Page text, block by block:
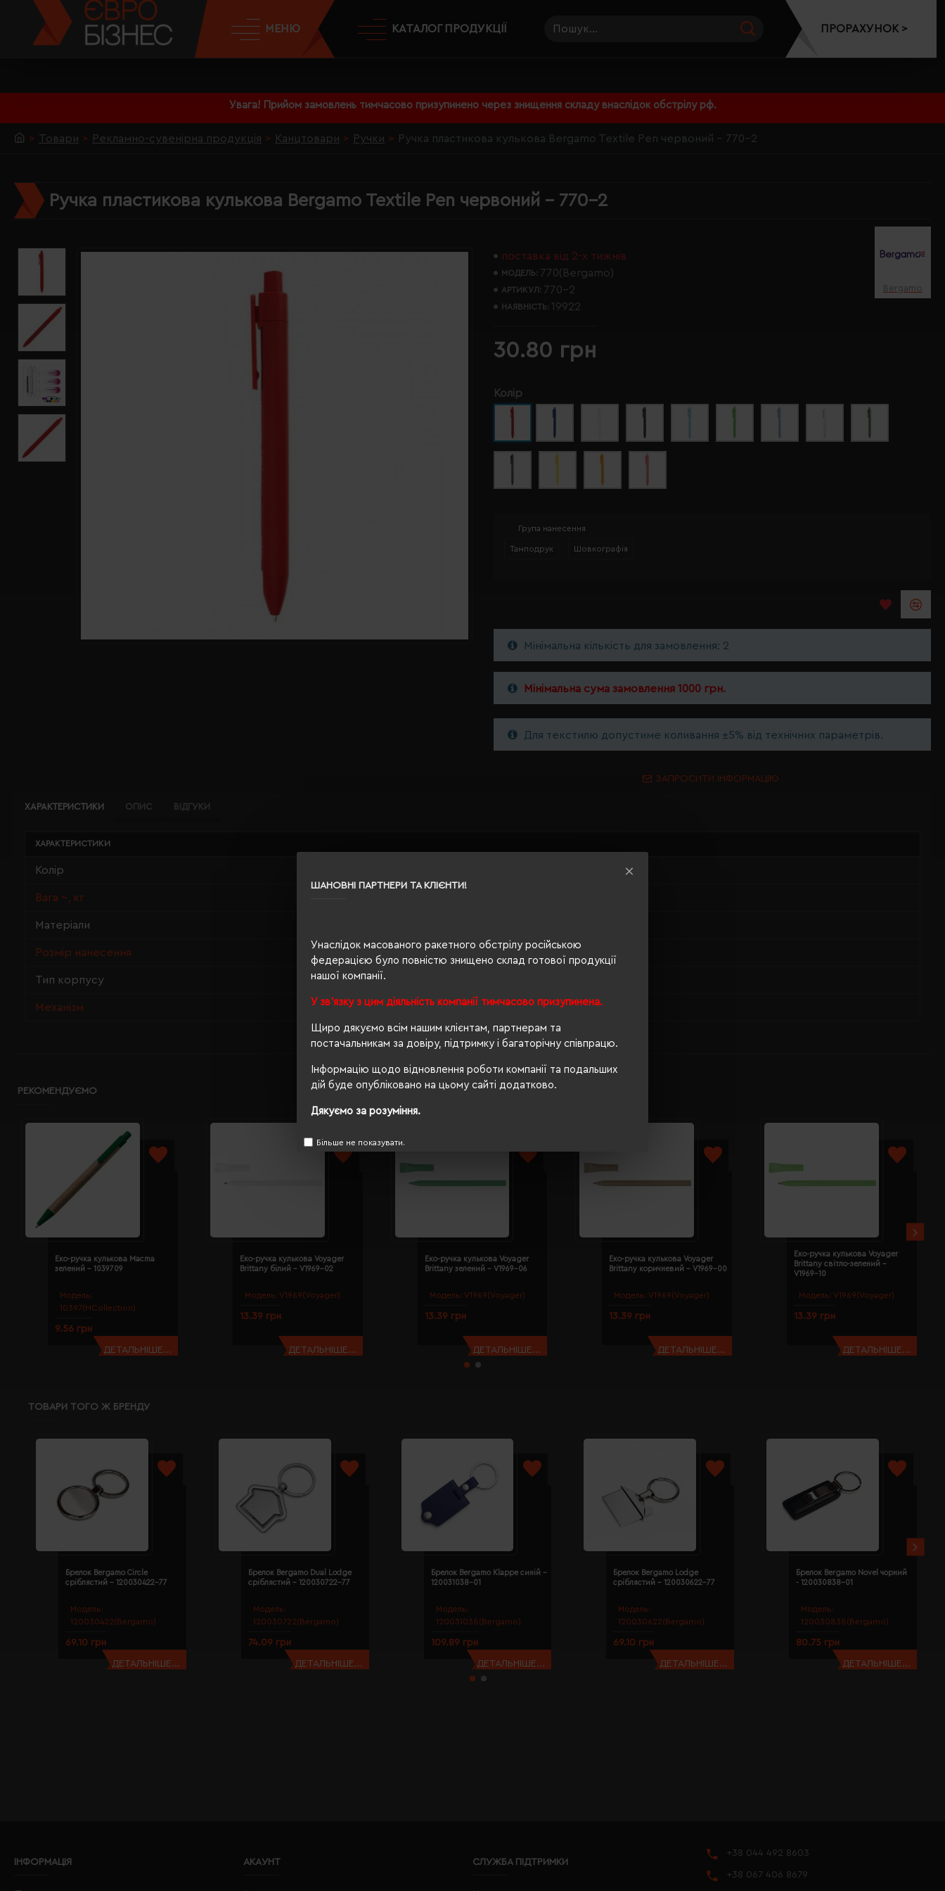
ШАНОВНІ ПАРТНЕРИ ТА КЛІЄНТИ!
Унаслідок масованого ракетного обстрілу російською
федерацією було повністю знищено склад готової продукції
нашої компанії.
У зв'язку з цим діяльність компанії тимчасово призупинена.
Щиро дякуємо всім нашим клієнтам, партнерам та
постачальникам за довіру, підтримку і багаторічну співпрацю.
Інформацію щодо відновлення роботи компанії та подальших
дій буде опубліковано на цьому сайті додатково.
Дякуємо за розуміння.
Більше не показувати.
Увага! Прийом замовлень тимчасово призупинено через знищення складу внаслідок обстрілу рф.
МЕНЮ КАТАЛОГ ПРОДУКЦІЇ ПРОРАХУНОК >
Товари Рекламно-сувенірна продукція Канцтовари Ручки Ручка пластикова кулькова Bergamo Textile Pen червоний - 770-2
Ручка пластикова кулькова Bergamo Textile Pen червоний - 770-2
поставка від 2-х тижнів
МОДЕЛЬ: 770(Bergamo)
АРТИКУЛ: 770-2
НАЯВНІСТЬ: 19922
Bergamo
30.80 грн
Колір
Група нанесення
Тамподрук Шовкографія
Мінімальна кількість для замовлення: 2
Мінімальна сума замовлення 1000 грн.
Для текстилю допустиме коливання ±5% від технічних параметрів.
ЗАПРОСИТИ ІНФОРМАЦІЮ
ХАРАКТЕРИСТИКИ ОПИС ВІДГУКИ
ХАРАКТЕРИСТИКИ
Колір
Вага ~, кг
Матеріали
Розмір нанесення 0,7 × 6 см / 0,4 × 3,5 см / 0,3 × 6 см
Тип корпусу пластиковий
Механізм кнопковий
РЕКОМЕНДУЄМО
Модель:
10397(MCollection)
Еко-ручка кулькова Macma
зелений - 1039709
9.56 грн
ДЕТАЛЬНІШЕ...
Модель: V1969(Voyager)
Еко-ручка кулькова Voyager
Brittany білий - V1969-02
13.39 грн
ДЕТАЛЬНІШЕ...
Модель: V1969(Voyager)
Еко-ручка кулькова Voyager
Brittany зелений - V1969-06
13.39 грн
ДЕТАЛЬНІШЕ...
Модель: V1969(Voyager)
Еко-ручка кулькова Voyager
Brittany коричневий - V1969-00
13.39 грн
ДЕТАЛЬНІШЕ...
Модель: V1969(Voyager)
Еко-ручка кулькова Voyager
Brittany світло-зелений -
V1969-10
13.39 грн
ДЕТАЛЬНІШЕ...
ТОВАРИ ТОГО Ж БРЕНДУ
Модель:
120030422(Bergamo)
Брелок Bergamo Circle
сріблястий - 120030422-77
69.10 грн
ДЕТАЛЬНІШЕ...
Модель:
120030722(Bergamo)
Брелок Bergamo Dual Lodge
сріблястий - 120030722-77
74.09 грн
ДЕТАЛЬНІШЕ...
Модель:
120031038(Bergamo)
Брелок Bergamo Klappe синій -
120031038-01
109.89 грн
ДЕТАЛЬНІШЕ...
Модель:
120030622(Bergamo)
Брелок Bergamo Lodge
сріблястий - 120030622-77
69.10 грн
ДЕТАЛЬНІШЕ...
Модель:
120030838(Bergamo)
Брелок Bergamo Novel чорний
- 120030838-01
80.75 грн
ДЕТАЛЬНІШЕ...
ІНФОРМАЦІЯ АКАУНТ СЛУЖБА ПІДТРИМКИ
+38 044 492 8603
+38 067 406 8679